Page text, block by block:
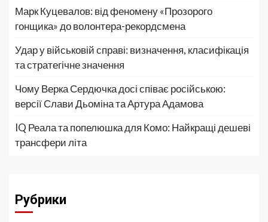
Марк Куцевалов: від феномену «Прозорого
гонщика» до волонтера-рекордсмена
Удар у військовій справі: визначення, класифікація
та стратегічне значення
Чому Верка Сердючка досі співає російською:
версії Слави Дьоміна та Артура Адамова
IQ Реала та попелюшка для Комо: Найкращі дешеві
трансфери літа
Рубрики